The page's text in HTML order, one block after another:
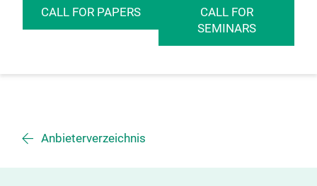
CALL FOR PAPERS
CALL FOR
SEMINARS
Anbieterverzeichnis